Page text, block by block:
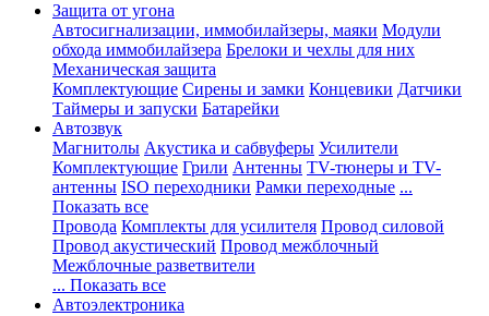
Защита от угона
Автосигнализации, иммобилайзеры, маяки Модули
обхода иммобилайзера Брелоки и чехлы для них
Механическая защита
Комплектующие Сирены и замки Концевики Датчики
Таймеры и запуски Батарейки
Автозвук
Магнитолы Акустика и сабвуферы Усилители
Комплектующие Грили Антенны TV-тюнеры и TV-
антенны ISO переходники Рамки переходные ...
Показать все
Провода Комплекты для усилителя Провод силовой
Провод акустический Провод межблочный
Межблочные разветвители
... Показать все
Автоэлектроника